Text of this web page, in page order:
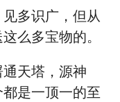
多识广，但从
么多宝物的。
天塔，源神
是一顶一的至